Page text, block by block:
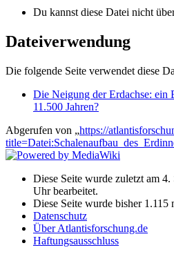
Du kannst diese Datei nicht
Dateiverwendung
Die folgende Seite verwendet diese
Die Neigung der Erdachse: ein
11.500 Jahren?
Abgerufen von „https://
Diese Seite wurde zuletzt am
Uhr bearbeitet.
Diese Seite wurde bisher 1.115
Datenschutz
Über Atlantisforschung.de
Haftungsausschluss